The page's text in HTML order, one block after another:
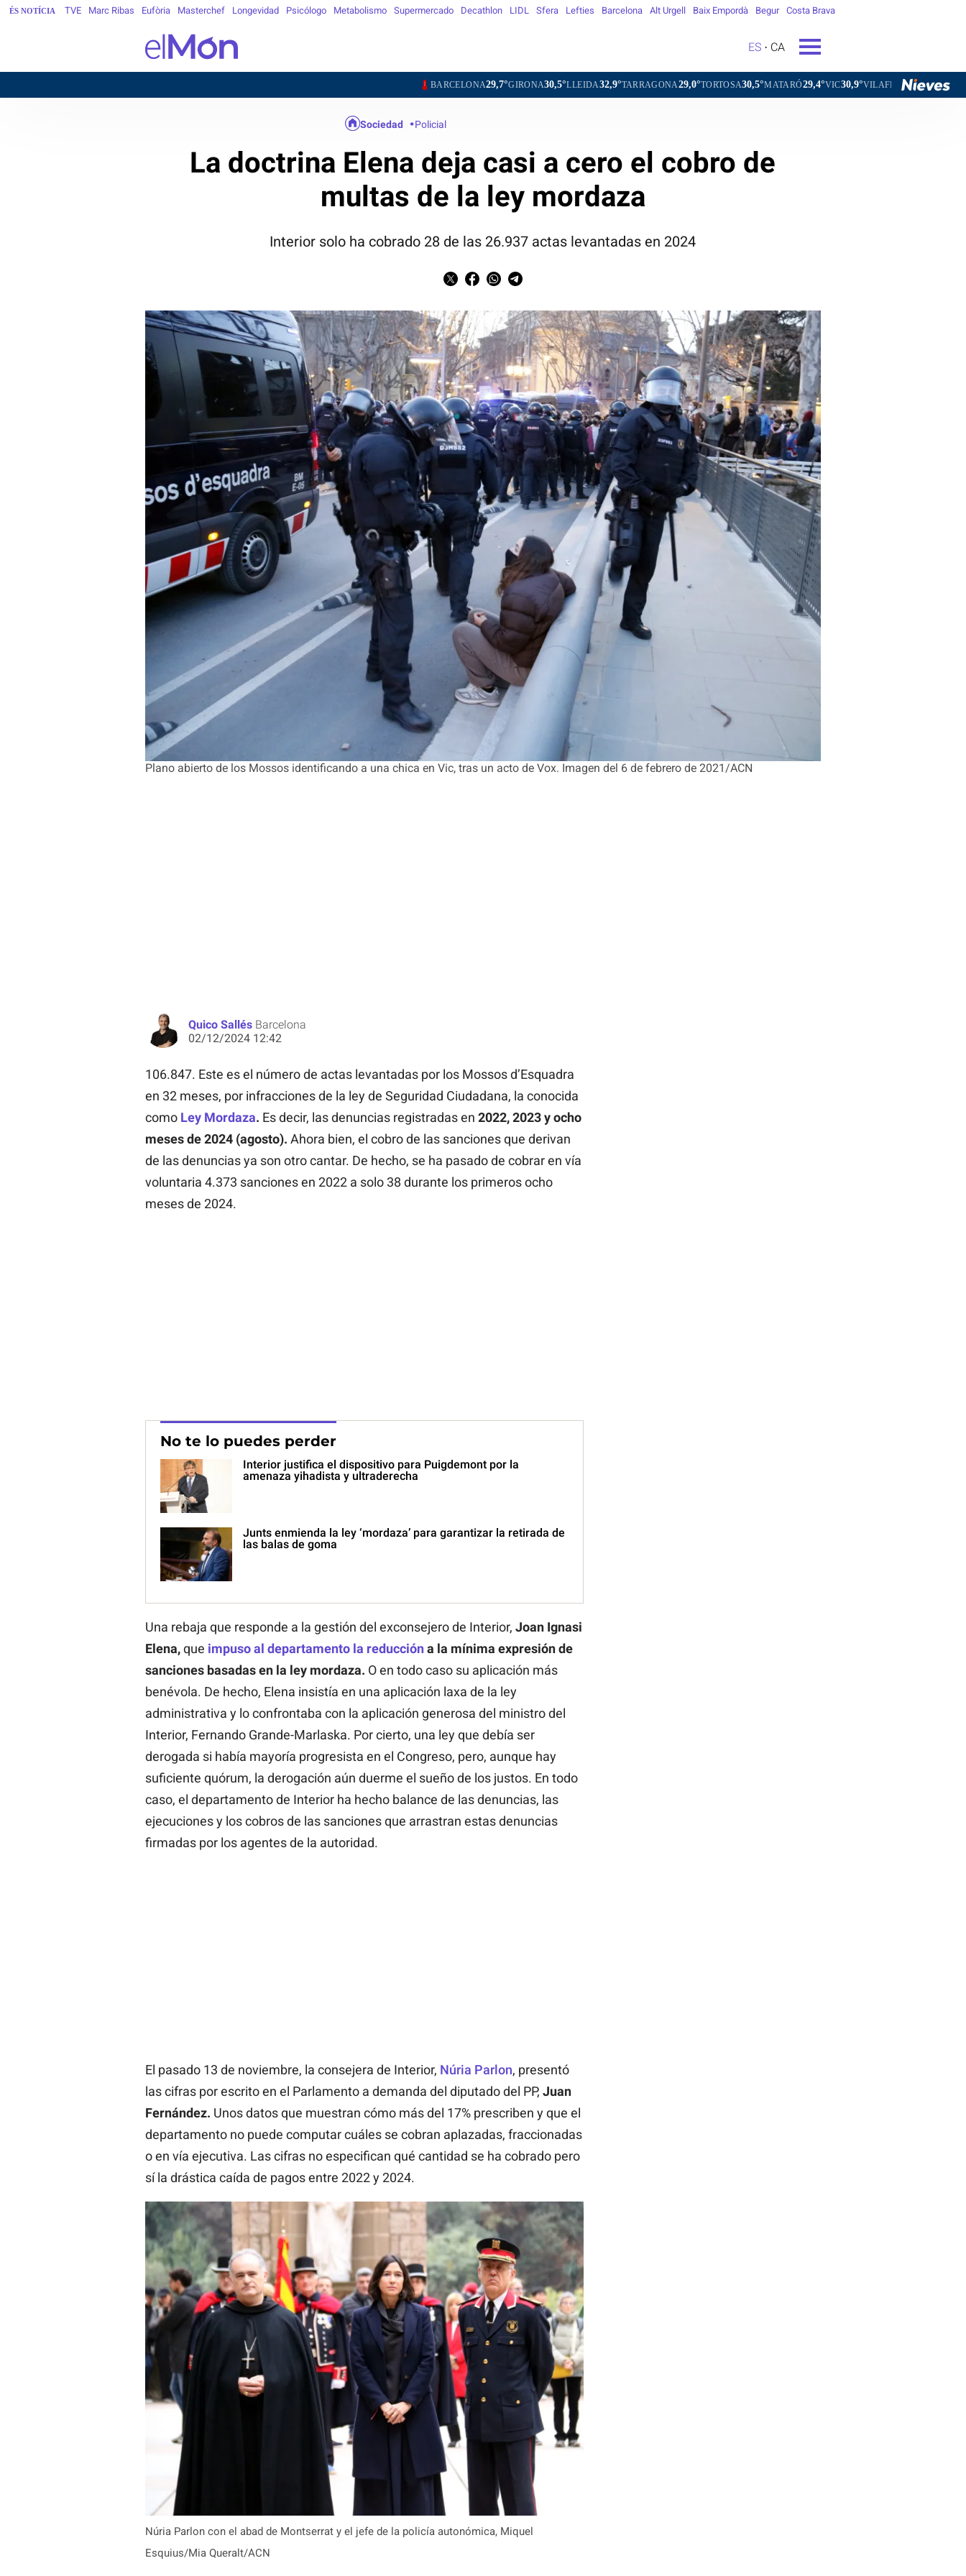
ÉS NOTÍCIA TVE Marc Ribas Eufòria Masterchef Longevidad Psicólogo Metabolismo Supermercado Decathlon LIDL Sfera Lefties Barcelona Alt Urgell Baix Empordà Begur Costa Brava
ES CA
29,7°GIRONA30,5°LLEIDA32,9°TARRAGONA29,0°TORTOSA30,5°MATARÓ29,4°VIC30,9°VILAFRANCA DEL PENEDÈS28,7°
Plano abierto de los Mossos identificando a una chica en Vic, tras un acto de Vox. Imagen del 6 de febrero de 2021/ACN
Sociedad Policial
La doctrina Elena deja casi a cero el cobro de
multas de la ley mordaza
Interior solo ha cobrado 28 de las 26.937 actas levantadas en 2024
Quico Sallés Barcelona
02/12/2024 12:42
106.847. Este es el número de actas levantadas por los Mossos d’Esquadra
en 32 meses, por infracciones de la ley de Seguridad Ciudadana, la conocida
como Ley Mordaza. Es decir, las denuncias registradas en 2022, 2023 y ocho
meses de 2024 (agosto). Ahora bien, el cobro de las sanciones que derivan
de las denuncias ya son otro cantar. De hecho, se ha pasado de cobrar en vía
voluntaria 4.373 sanciones en 2022 a solo 38 durante los primeros ocho
meses de 2024.
No te lo puedes perder
Interior justifica el dispositivo para Puigdemont por la
amenaza yihadista y ultraderecha
Junts enmienda la ley ‘mordaza’ para garantizar la retirada de
las balas de goma
Una rebaja que responde a la gestión del exconsejero de Interior, Joan Ignasi
Elena,que impuso al departamento la reducción a la mínima expresión de
sanciones basadas en la ley mordaza. O en todo caso su aplicación más
benévola. De hecho, Elena insistía en una aplicación laxa de la ley
administrativa y lo confrontaba con la aplicación generosa del ministro del
Interior, Fernando Grande-Marlaska. Por cierto, una ley que debía ser
derogada si había mayoría progresista en el Congreso, pero, aunque hay
suficiente quórum, la derogación aún duerme el sueño de los justos. En todo
caso, el departamento de Interior ha hecho balance de las denuncias, las
ejecuciones y los cobros de las sanciones que arrastran estas denuncias
firmadas por los agentes de la autoridad.
El pasado 13 de noviembre, la consejera de Interior, Núria Parlon, presentó
las cifras por escrito en el Parlamento a demanda del diputado del PP, Juan
Fernández. Unos datos que muestran cómo más del 17% prescriben y que el
departamento no puede computar cuáles se cobran aplazadas, fraccionadas
o en vía ejecutiva. Las cifras no especifican qué cantidad se ha cobrado pero
sí la drástica caída de pagos entre 2022 y 2024.
Núria Parlon con el abad de Montserrat y el jefe de la policía autonómica, Miquel
Esquius/Mia Queralt/ACN